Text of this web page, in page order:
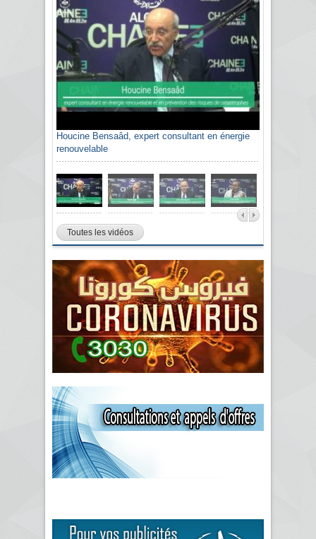
Houcine Bensaâd, expert consultant en énergie
renouvelable
Toutes les vidéos